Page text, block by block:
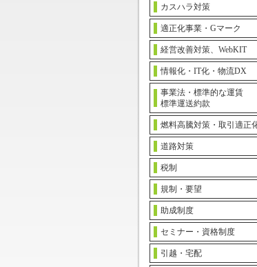
カスハラ対策
適正化事業・Gマーク
経営改善対策、WebKIT
情報化・IT化・物流DX
事業法・標準的な運賃
標準運送約款
燃料高騰対策・取引適正
道路対策
税制
規制・要望
助成制度
セミナー・資格制度
引越・宅配